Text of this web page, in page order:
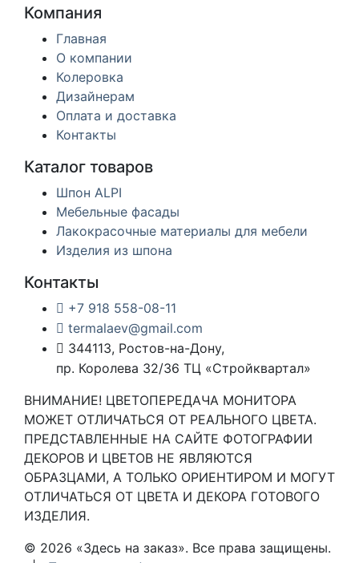
Компания
Главная
О компании
Колеровка
Дизайнерам
Оплата и доставка
Контакты
Каталог товаров
Шпон ALPI
Мебельные фасады
Лакокрасочные материалы для мебели
Изделия из шпона
Контакты
+7 918 558-08-11
termalaev@gmail.com
344113, Ростов-на-Дону,
пр. Королева 32/36 ТЦ «Стройквартал»
ВНИМАНИЕ! ЦВЕТОПЕРЕДАЧА МОНИТОРА
МОЖЕТ ОТЛИЧАТЬСЯ ОТ РЕАЛЬНОГО ЦВЕТА.
ПРЕДСТАВЛЕННЫЕ НА САЙТЕ ФОТОГРАФИИ
ДЕКОРОВ И ЦВЕТОВ НЕ ЯВЛЯЮТСЯ
ОБРАЗЦАМИ, А ТОЛЬКО ОРИЕНТИРОМ И МОГУТ
ОТЛИЧАТЬСЯ ОТ ЦВЕТА И ДЕКОРА ГОТОВОГО
ИЗДЕЛИЯ.
© 2026 «Здесь на заказ». Все права защищены.